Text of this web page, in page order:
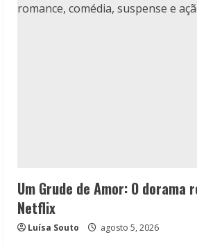
Um Grude de Amor: O dorama
Netflix
Luísa Souto agosto 5, 2026